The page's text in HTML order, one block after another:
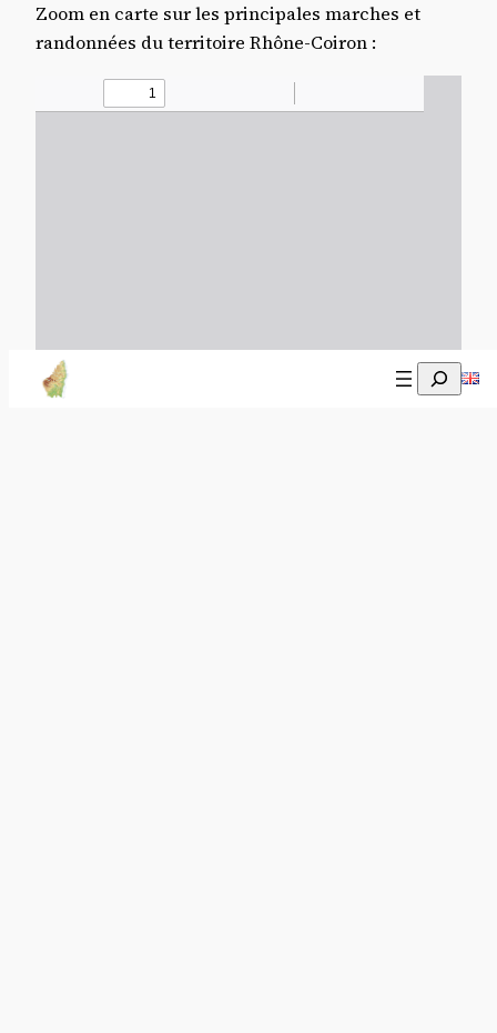
Zoom en carte sur les principales marches et
randonnées du territoire Rhône-Coiron :